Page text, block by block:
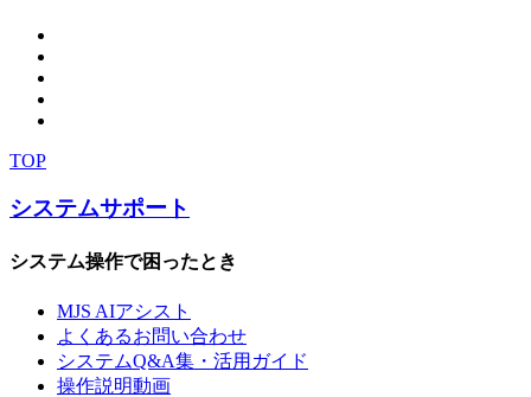
TOP
システムサポート
システム操作で困ったとき
MJS AIアシスト
よくあるお問い合わせ
システムQ&A集・活用ガイド
操作説明動画